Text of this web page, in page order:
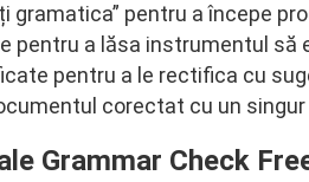
gramatica” pentru a începe
pentru a lăsa instrumentul să
pentru a le rectifica cu
corectat cu un singur
Grammar Check